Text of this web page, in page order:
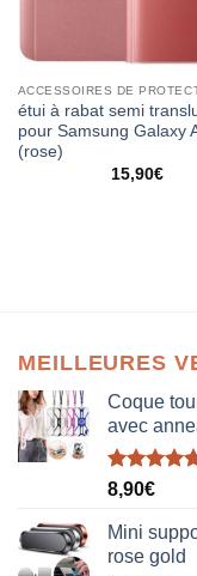
ACCESSOIRES DE
étui à rabat semi
pour Samsung Galaxy
(rose)
15,90€
MEILLEURES
Coque
avec
Note5.00
8,90€
Mini
rose gold